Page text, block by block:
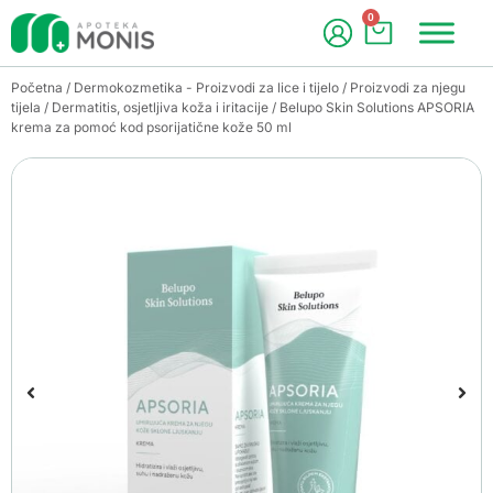
0
Početna / Dermokozmetika - Proizvodi za lice i tijelo / Proizvodi za njegu
tijela / Dermatitis, osjetljiva koža i iritacije / Belupo Skin Solutions APSORIA
krema za pomoć kod psorijatične kože 50 ml